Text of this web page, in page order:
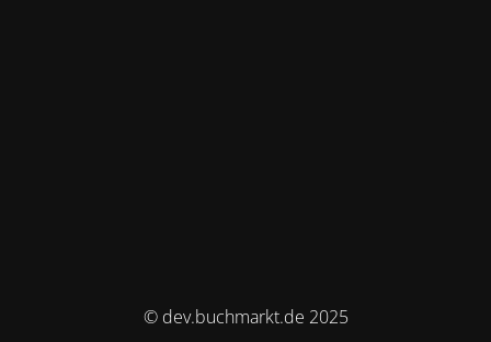
© dev.buchmarkt.de 2025